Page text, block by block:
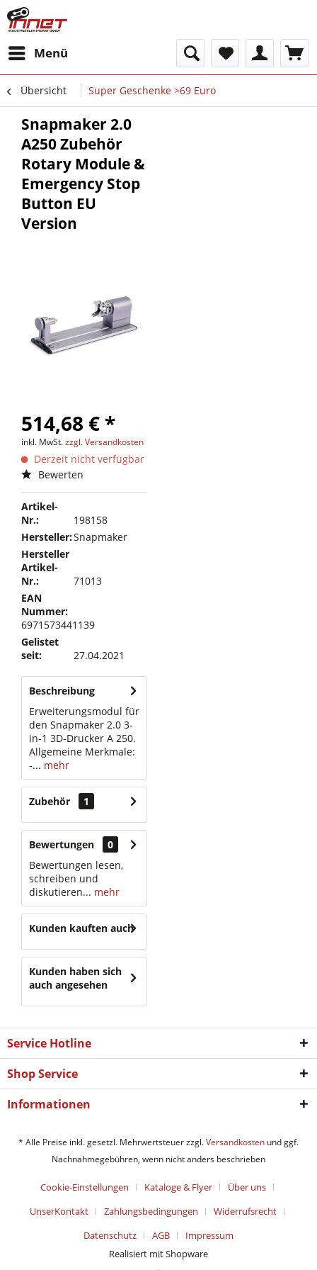
Menü
Übersicht Super Geschenke >69 Euro
Snapmaker 2.0
A250 Zubehör
Rotary Module &
Emergency Stop
Button EU
Version
514,68 € *
inkl. MwSt.zzgl. Versandkosten
Derzeit nicht verfügbar
Bewerten
Artikel-
Nr.:
198158
Hersteller:Snapmaker
Hersteller
Artikel-
Nr.:
71013
EAN
Nummer:
6971573441139
Gelistet
seit:
27.04.2021
Beschreibung
Erweiterungsmodul für
den Snapmaker 2.0 3-
in-1 3D-Drucker A 250.
Allgemeine Merkmale:
-... mehr
Zubehör 1
Bewertungen
0
Bewertungen lesen,
schreiben und
diskutieren... mehr
Kunden kauften auch
Kunden haben sich
auch angesehen
Service Hotline
Shop Service
Informationen
* Alle Preise inkl. gesetzl. Mehrwertsteuer zzgl.Versandkosten und ggf.
Nachnahmegebühren, wenn nicht anders beschrieben
Cookie-Einstellungen Kataloge & Flyer
Über uns
UnserKontakt
Zahlungsbedingungen
Widerrufsrecht
Datenschutz
AGB
Impressum
Realisiert mit Shopware